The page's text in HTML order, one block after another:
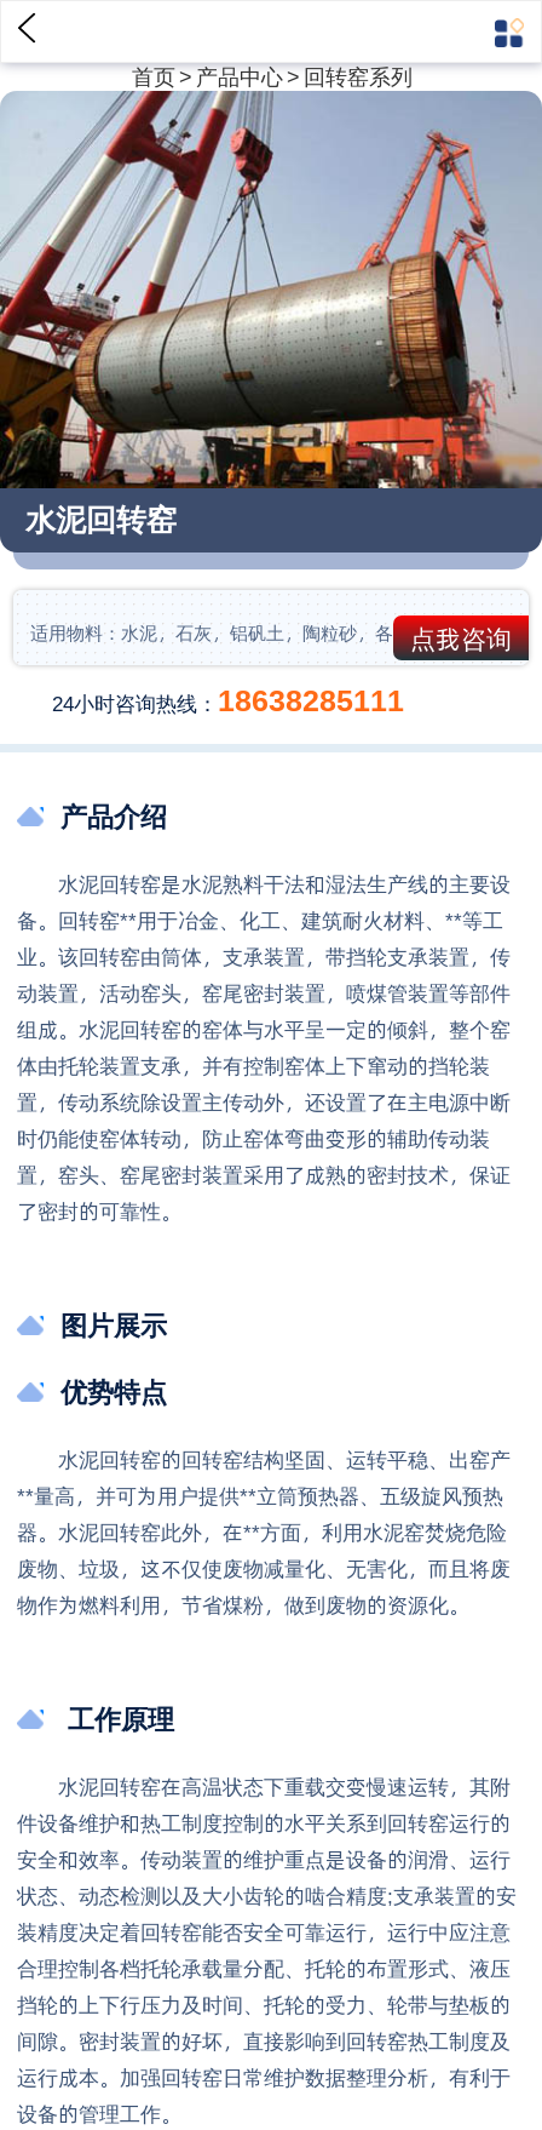
首页>产品中心>回转窑系列
水泥回转窑
点我咨询
适用物料：水泥，石灰，铝矾土，陶粒砂，各种铁矿
24小时咨询热线： 18638285111
产品介绍
水泥回转窑是水泥熟料干法和湿法生产线的主要设
备。回转窑**用于冶金、化工、建筑耐火材料、**等工
业。该回转窑由筒体，支承装置，带挡轮支承装置，传
动装置，活动窑头，窑尾密封装置，喷煤管装置等部件
组成。水泥回转窑的窑体与水平呈一定的倾斜，整个窑
体由托轮装置支承，并有控制窑体上下窜动的挡轮装
置，传动系统除设置主传动外，还设置了在主电源中断
时仍能使窑体转动，防止窑体弯曲变形的辅助传动装
置，窑头、窑尾密封装置采用了成熟的密封技术，保证
了密封的可靠性。
图片展示
优势特点
水泥回转窑的回转窑结构坚固、运转平稳、出窑产
**量高，并可为用户提供**立筒预热器、五级旋风预热
器。水泥回转窑此外，在**方面，利用水泥窑焚烧危险
废物、垃圾，这不仅使废物减量化、无害化，而且将废
物作为燃料利用，节省煤粉，做到废物的资源化。
工作原理
水泥回转窑在高温状态下重载交变慢速运转，其附
件设备维护和热工制度控制的水平关系到回转窑运行的
安全和效率。传动装置的维护重点是设备的润滑、运行
状态、动态检测以及大小齿轮的啮合精度;支承装置的安
装精度决定着回转窑能否安全可靠运行，运行中应注意
合理控制各档托轮承载量分配、托轮的布置形式、液压
挡轮的上下行压力及时间、托轮的受力、轮带与垫板的
间隙。密封装置的好坏，直接影响到回转窑热工制度及
运行成本。加强回转窑日常维护数据整理分析，有利于
设备的管理工作。